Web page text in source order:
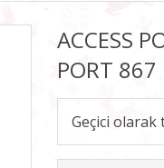
ACCESS
PORT 867
Geçici